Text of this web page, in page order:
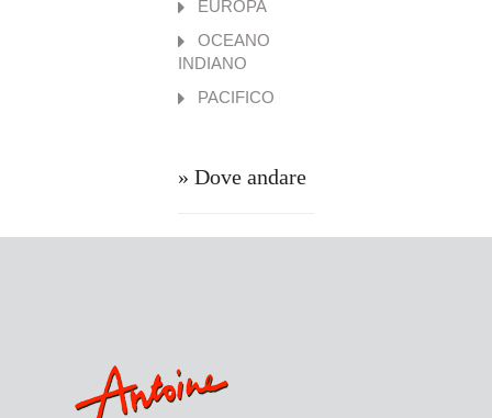
EUROPA
OCEANO
INDIANO
PACIFICO
» Dove andare